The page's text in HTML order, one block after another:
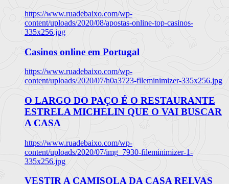
https://www.ruadebaixo.com/wp-
content/uploads/2020/08/apostas-online-top-casinos-
335x256.jpg
Casinos online em Portugal
https://www.ruadebaixo.com/wp-
content/uploads/2020/07/h0a3723-fileminimizer-335x256.jpg
O LARGO DO PAÇO É O RESTAURANTE
ESTRELA MICHELIN QUE O VAI BUSCAR
A CASA
https://www.ruadebaixo.com/wp-
content/uploads/2020/07/img_7930-fileminimizer-1-
335x256.jpg
VESTIR A CAMISOLA DA CASA RELVAS